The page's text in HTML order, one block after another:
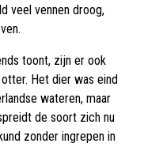
veel vennen droog,
toont, zijn er ook
Het dier was eind
wateren, maar
de soort zich nu
zonder ingrepen in